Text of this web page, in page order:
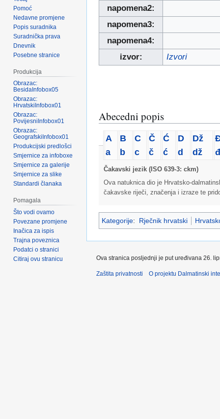
napomena2:
napomena3:
napomena4:
izvor:
Izvori
Abecedni popis
A
a
B
b
C
c
Č
č
Ć
ć
D
d
Dž
dž
đ
Čakavski jezik (ISO 639-3: ckm)
Ova natuknica dio je Hrvatsko-
čakavske riječi, značenja i izraze te
Kategorije: Rječnik hrvatski
Pomoć
Nedavne promjene
Popis suradnika
Suradnička prava
Dnevnik
Posebne stranice
Produkcija
Obrazac:
BesidaInfobox05
Obrazac:
HrvatskiInfobox01
Obrazac:
PovijesniInfobox01
Obrazac:
GeografskiInfobox01
Produkcijski predlošci
Smjernice za infoboxe
Smjernice za galerije
Smjernice za slike
Standardi članaka
Pomagala
Što vodi ovamo
Povezane promjene
Inačica za ispis
Trajna poveznica
Podatci o stranici
Citiraj ovu stranicu
Ova stranica posljednji je put uređivana 26.
Zaštita privatnosti O projektu Dalmatinski